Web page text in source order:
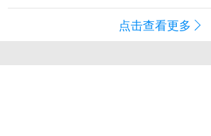
点击查看更多